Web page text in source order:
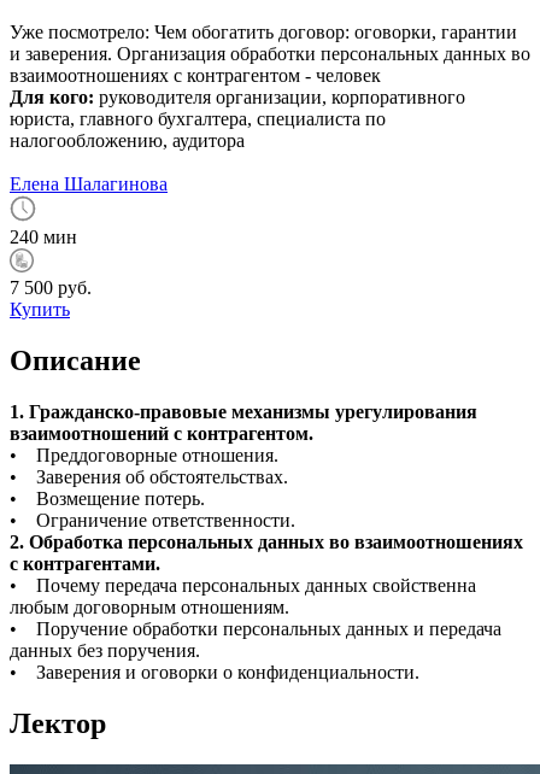
Уже посмотрело: Чем обогатить договор: оговорки, гарантии
и заверения. Организация обработки персональных данных во
взаимоотношениях с контрагентом - человек
Для кого: руководителя организации, корпоративного
юриста, главного бухгалтера, специалиста по
налогообложению, аудитора
Елена Шалагинова
240 мин
7 500 руб.
Купить
Описание
1. Гражданско-правовые механизмы урегулирования
взаимоотношений с контрагентом.
• Преддоговорные отношения.
• Заверения об обстоятельствах.
• Возмещение потерь.
• Ограничение ответственности.
2. Обработка персональных данных во взаимоотношениях
с контрагентами.
• Почему передача персональных данных свойственна
любым договорным отношениям.
• Поручение обработки персональных данных и передача
данных без поручения.
• Заверения и оговорки о конфиденциальности.
Лектор